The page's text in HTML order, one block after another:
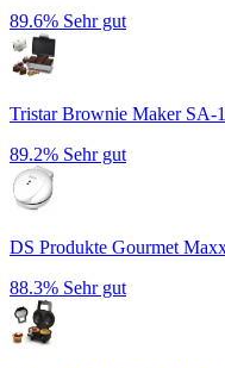
89.6% Sehr gut
Tristar Brownie Maker SA-
89.2% Sehr gut
DS Produkte Gourmet
88.3% Sehr gut